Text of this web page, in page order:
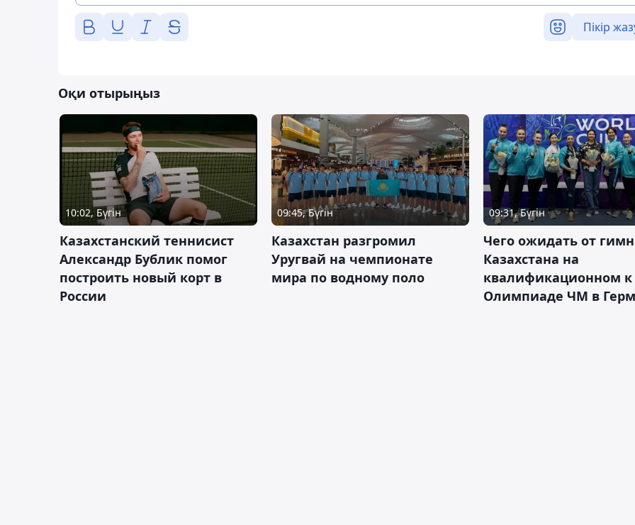
Пікір
Оқи отырыңыз
10:02, Бүгін
Казахстанский теннисист
Александр Бублик помог
построить новый корт в
России
09:45, Бүгін
Казахстан разгромил
Уругвай на чемпионате
мира по водному поло
09:31, Бүгін
Чего ожидать от
Казахстана на
квалификационном к
Олимпиаде ЧМ в